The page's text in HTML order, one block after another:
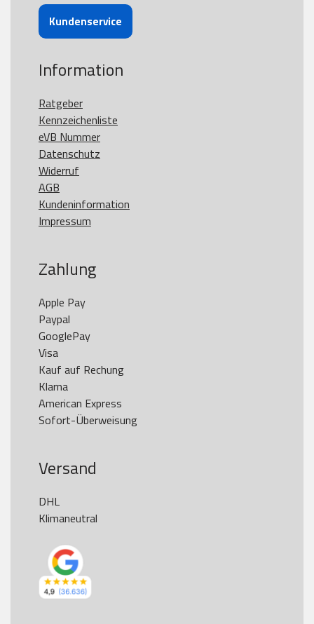
Kundenservice
Information
Ratgeber
Kennzeichenliste
eVB Nummer
Datenschutz
Widerruf
AGB
Kundeninformation
Impressum
Zahlung
Apple Pay
Paypal
GooglePay
Visa
Kauf auf Rechung
Klarna
American Express
Versand
DHL
Klimaneutral